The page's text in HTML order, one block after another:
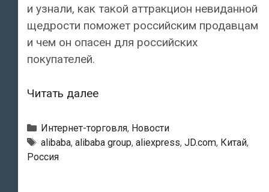
и узнали, как такой аттракцион невиданной
щедрости поможет российским продавцам
и чем он опасен для российских
покупателей.
Читать далееКрупнейшие
интернет-
магазины
Рубрики
Интернет-торговля, Новости
Метки
alibaba, alibaba group, aliexpress, JD.com, Китай,
Россия